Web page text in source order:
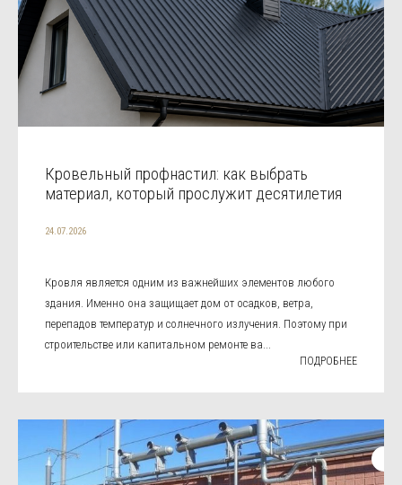
Кровельный профнастил: как выбрать
материал, который прослужит десятилетия
24.07.2026
Кровля является одним из важнейших элементов любого
здания. Именно она защищает дом от осадков, ветра,
перепадов температур и солнечного излучения. Поэтому при
строительстве или капитальном ремонте ва...
ПОДРОБНЕЕ